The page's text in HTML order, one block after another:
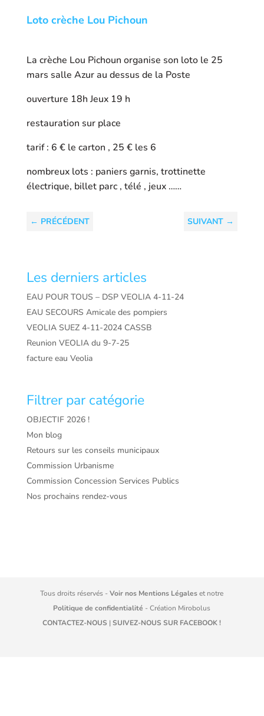
Loto crèche Lou Pichoun
La crèche Lou Pichoun organise son loto le 25
mars salle Azur au dessus de la Poste
ouverture 18h Jeux 19 h
restauration sur place
tarif : 6 € le carton , 25 € les 6
nombreux lots : paniers garnis, trottinette
électrique, billet parc , télé , jeux ……
← PRÉCÉDENT SUIVANT →
Les derniers articles
EAU POUR TOUS – DSP VEOLIA 4-11-24
EAU SECOURS Amicale des pompiers
VEOLIA SUEZ 4-11-2024 CASSB
Reunion VEOLIA du 9-7-25
facture eau Veolia
Filtrer par catégorie
OBJECTIF 2026 !
Mon blog
Retours sur les conseils municipaux
Commission Urbanisme
Commission Concession Services Publics
Nos prochains rendez-vous
Tous droits réservés -Voir nos Mentions Légaleset notre
Politique de confidentialité - Création Mirobolus
CONTACTEZ-NOUS |SUIVEZ-NOUS SUR FACEBOOK !